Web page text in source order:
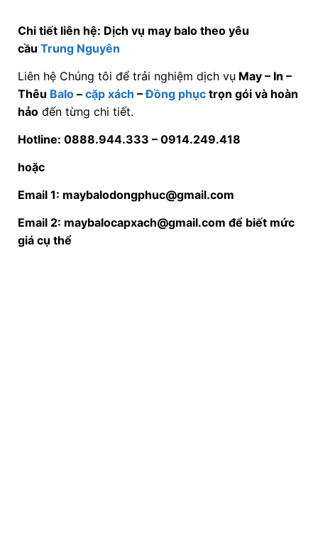
Chi tiết liên hệ: Dịch vụ may balo theo yêu
cầu Trung Nguyên
Liên hệ Chúng tôi để trải nghiệm dịch vụ May – In –
Thêu Balo– cặp xách –Đồng phụctrọn gói và hoàn
hảođến từng chi tiết.
Hotline: 0888.944.333 – 0914.249.418
hoặc
Email 1: maybalodongphuc@gmail.com
Email 2: maybalocapxach@gmail.com để biết mức
giá cụ thể